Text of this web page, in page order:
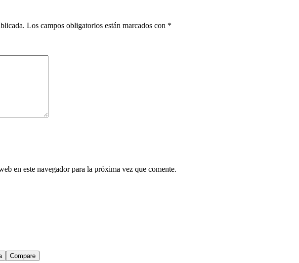
Los campos obligatorios están marcados con *
en este navegador para la próxima vez que comente.
Compare